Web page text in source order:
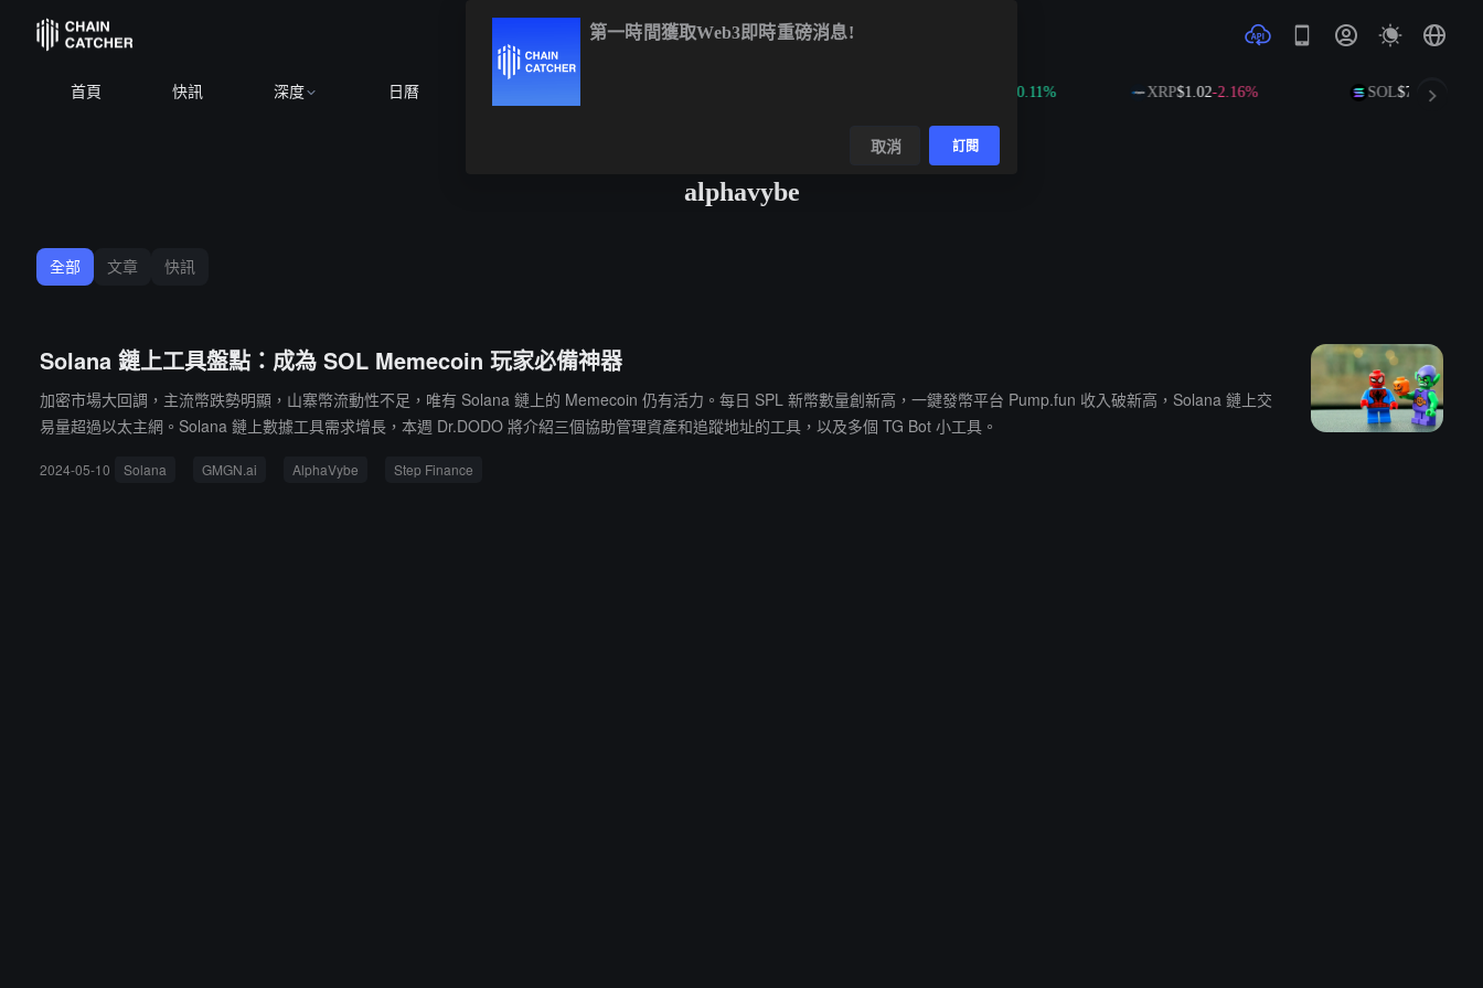
首頁 快訊 深度 日曆 +0.11% XRP$1.02-2.16% SOL$73.72+0.52%
alphavybe
全部 文章 快訊
Solana 鏈上工具盤點：成為 SOL Memecoin 玩家必備神器
加密市場大回調，主流幣跌勢明顯，山寨幣流動性不足，唯有 Solana 鏈上的 Memecoin 仍有活力。每日 SPL 新幣數量創新高，一鍵發幣平台 Pump.fun 收入破新高，Solana 鏈上交
易量超過以太主網。Solana 鏈上數據工具需求增長，本週 Dr.DODO 將介紹三個協助管理資產和追蹤地址的工具，以及多個 TG Bot 小工具。
2024-05-10 Solana GMGN.ai AlphaVybe Step Finance
第一時間獲取Web3即時重磅消息!
取消 訂閱